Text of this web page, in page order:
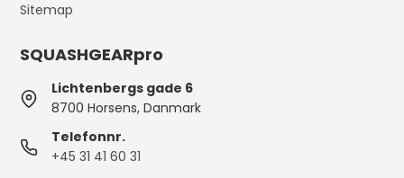
Sitemap
SQUASHGEARpro
Lichtenbergs gade 6
8700 Horsens, Danmark
Telefonnr.
+45 31 41 60 31